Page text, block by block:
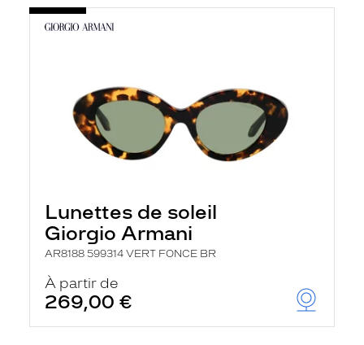
Lunettes de soleil
Giorgio Armani
AR8188 599314 VERT FONCE BR
À partir de
269,00 €